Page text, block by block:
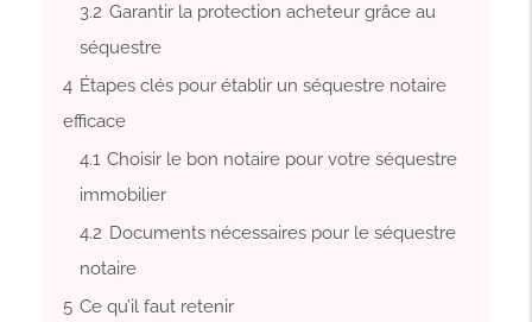
3.2 Garantir la protection acheteur grâce au
séquestre
4 Étapes clés pour établir un séquestre notaire
efficace
4.1 Choisir le bon notaire pour votre séquestre
immobilier
4.2 Documents nécessaires pour le séquestre
notaire
5 Ce qu’il faut retenir